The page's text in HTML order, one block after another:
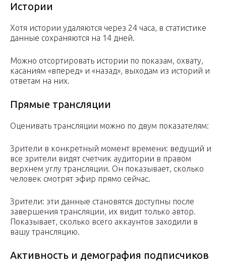
Истории
Хотя истории удаляются через 24 часа, в статистике
данные сохраняются на 14 дней.
Можно отсортировать истории по показам, охвату,
касаниям «вперед» и «назад», выходам из историй и
ответам на них.
Прямые трансляции
Оценивать трансляции можно по двум показателям:
Зрители в конкретный момент времени: ведущий и
все зрители видят счетчик аудитории в правом
верхнем углу трансляции. Он показывает, сколько
человек смотрят эфир прямо сейчас.
Зрители: эти данные становятся доступны после
завершения трансляции, их видит только автор.
Показывает, сколько всего аккаунтов заходили в
вашу трансляцию.
Активность и демография подписчиков